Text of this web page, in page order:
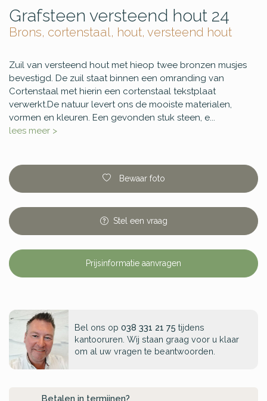
Grafsteen versteend hout 24
Brons, cortenstaal, hout, versteend hout
Zuil van versteend hout met hieop twee bronzen musjes
bevestigd. De zuil staat binnen een omranding van
Cortenstaal met hierin een cortenstaal tekstplaat
verwerkt.De natuur levert ons de mooiste materialen,
vormen en kleuren. Een gevonden stuk steen, e...
lees meer >
Bewaar foto
Stel een vraag
Prijsinformatie aanvragen
Bel ons op 038 331 21 75 tijdens
kantooruren. Wij staan graag voor u klaar
om al uw vragen te beantwoorden.
Betalen in termijnen?